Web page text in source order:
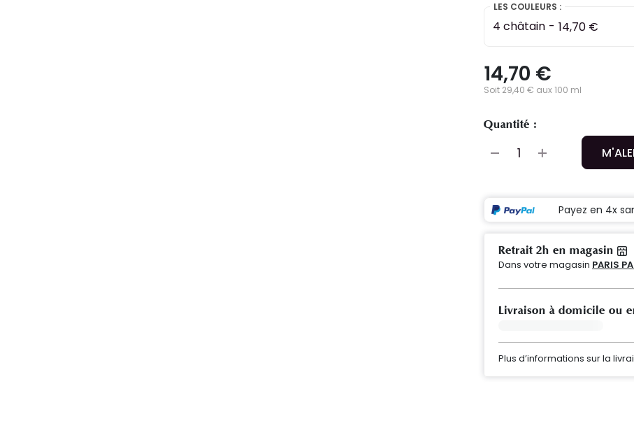
LES COULEURS :
4 châtain - 14,70 €
14,70 €
Soit 29,40 € aux 100 ml
Quantité :
Payez en 4x
Retrait 2h en magasin
Dans votre magasin PARIS
Livraison à domicile ou
Plus d’informations sur la